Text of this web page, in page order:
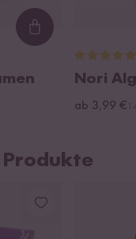
Loading...
Nori
ab 3,99 €
Produkte